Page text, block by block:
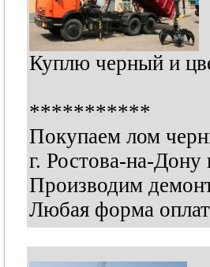
Куплю черный и
***********
Покупаем лом
г. Ростова-на-
Производим
Любая форма